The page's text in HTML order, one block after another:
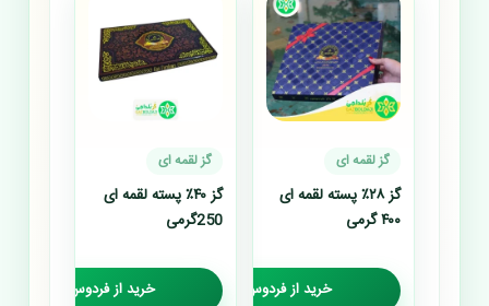
گز لقمه ای
گز ۲۸٪ پسته لقمه ای
۴۰۰ گرمی
خرید از فردوس گز
گز لقمه ای
گز ۴۰٪ پسته لقمه ای
250گرمی
خرید از فردوس گز